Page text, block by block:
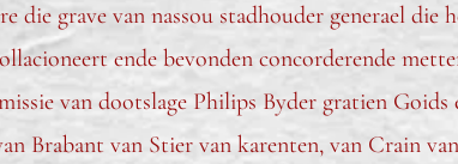
die grave van nassou stadhouder generael die
ende bevonden concorderende
van dootslage Philips Byder gratien
Brabant van Stier van karenten, van Crain